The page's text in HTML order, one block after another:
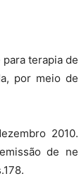
terapia de
por meio de
2010.
de ne